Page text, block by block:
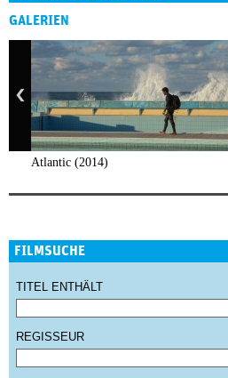
GALERIEN
Atlantic (2014)
FILMSUCHE
TITEL ENTHÄLT
REGISSEUR